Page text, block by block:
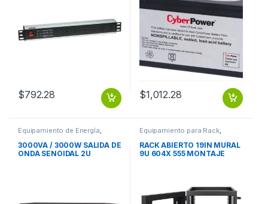
$792.28 $1,012.28
Equipamiento de Energía,
Protección Eléctrica
3000VA / 3000W SALIDA DE
ONDA SENOIDAL 2U
Equipamiento para Rack,
Protección Eléctrica
RACK ABIERTO 19IN MURAL
9U 604X 555 MONTAJE